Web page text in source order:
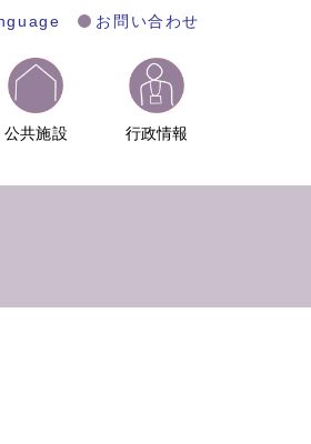
お問い合わせ
公共施設 行政情報